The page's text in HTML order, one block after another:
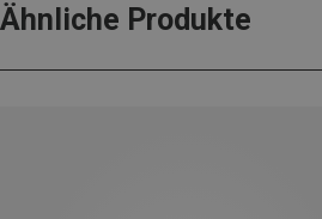
Ähnliche Produkte